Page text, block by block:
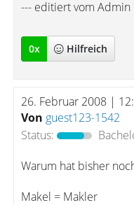
--- editiert vom Admin
0x Hilfreich
26. Februar 2008 |
Von guest123-1542
Status:
Warum hat bisher
Makel = Makler